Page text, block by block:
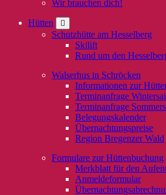
Wir brauchen dich!
Hütten
Schutzhütte am Hesselberg
Skilift
Rund um den
Walserhus in Schröcken
Informationen zur
Terminanfrage
Terminanfrage
Belegungskalender
Übernachtungspreise
Region Bregenzer Wald
Formulare zur Hüttenbuchung
Merkblatt für den
Anmeldeformular